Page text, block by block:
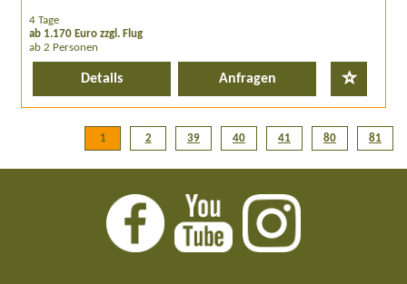
4 Tage
ab 1.170 Euro zzgl. Flug
ab 2 Personen
Details Anfragen
1 2 39 40 41 80 81